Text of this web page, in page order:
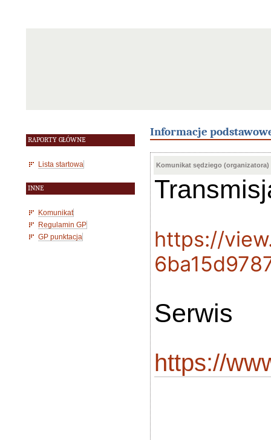
RAPORTY GŁÓWNE
Lista startowa
INNE
Komunikat
Regulamin GP
GP punktacja
Informacje
Komunikat sędziego (organizatora)
https://
Serwis
https://